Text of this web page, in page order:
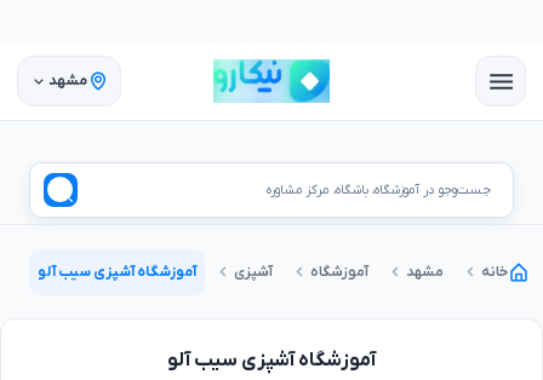
مشهد
جست‌وجو در آموزشگاه، باشگاه، مرکز مشاوره
خانه مشهد آموزشگاه آشپزی آموزشگاه آشپزی سیب آلو
آموزشگاه آشپزی سیب آلو